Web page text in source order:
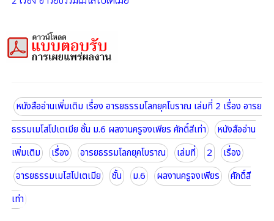
หนังสืออ่านเพิ่มเติม เรื่อง อารยธรรมโลกยุคโบราณ เล่มที่ 2 เรื่อง อารย
ธรรมเมโสโปเตเมีย ชั้น ม.6 ผลงานครูจงเพียร ศักดิ์สีเท่า
หนังสืออ่าน
เพิ่มเติม
เรื่อง อารยธรรมโลกยุคโบราณ เล่มที่ 2
เรื่อง
อารยธรรมเมโสโปเตเมีย
ชั้น ม.6 ผลงานครูจงเพียร
ศักดิ์สี
เท่า